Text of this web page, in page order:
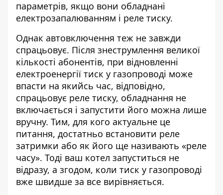
параметрів, якщо вони обладнані
електрозапалюванням і реле тиску.
Однак автовключення теж не завжди
спрацьовує. Після знеструмлення великої
кількості абонентів, при відновленні
електроенергії тиск у газопроводі може
впасти на якийсь час, відповідно,
спрацьовує реле тиску, обладнання не
включається і запустити його можна лише
вручну. Тим, для кого актуальне це
питання, достатньо встановити реле
затримки або як його ще називають «реле
часу». Тоді ваш котел запуститься не
відразу, а згодом, коли тиск у газопроводі
вже швидше за все вирівняється.